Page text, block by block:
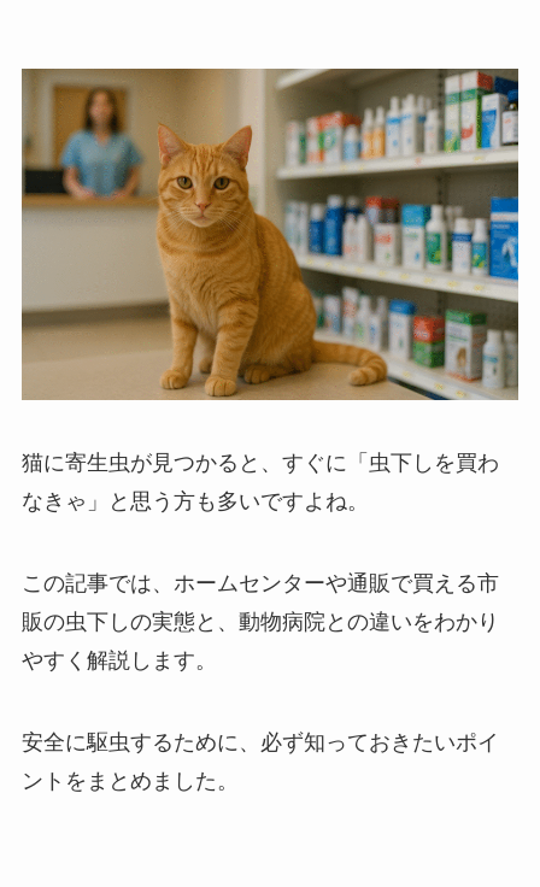
猫に寄生虫が見つかると、すぐに「虫下しを買わ
なきゃ」と思う方も多いですよね。
この記事では、ホームセンターや通販で買える市
販の虫下しの実態と、動物病院との違いをわかり
やすく解説します。
安全に駆虫するために、必ず知っておきたいポイ
ントをまとめました。